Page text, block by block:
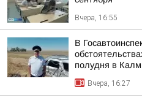
Вчера, 16:55
В
полудня в
Вчера, 16:27